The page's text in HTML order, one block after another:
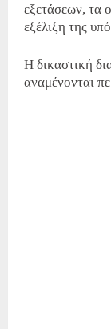
εξετάσεων, τα
εξέλιξη της
Η δικαστική
αναμένονται